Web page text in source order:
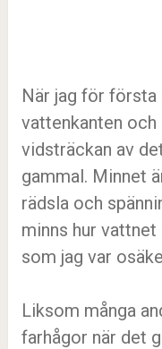
När jag för första
vattenkanten och
vidsträckan av
gammal. Minnet
rädsla och
minns hur
som jag var
Liksom många
farhågor när det